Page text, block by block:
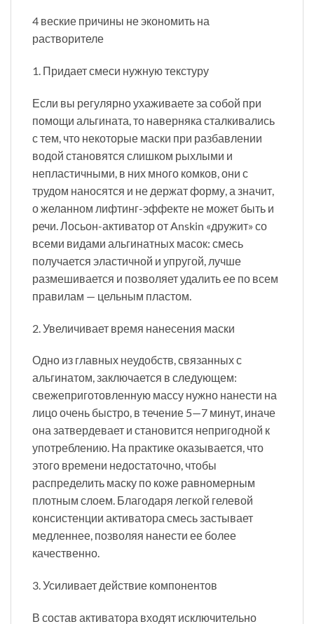
4 веские причины не экономить на
растворителе
1. Придает смеси нужную текстуру
Если вы регулярно ухаживаете за собой при
помощи альгината, то наверняка сталкивались
с тем, что некоторые маски при разбавлении
водой становятся слишком рыхлыми и
непластичными, в них много комков, они с
трудом наносятся и не держат форму, а значит,
о желанном лифтинг-эффекте не может быть и
речи. Лосьон-активатор от Anskin «дружит» со
всеми видами альгинатных масок: смесь
получается эластичной и упругой, лучше
размешивается и позволяет удалить ее по всем
правилам — цельным пластом.
2. Увеличивает время нанесения маски
Одно из главных неудобств, связанных с
альгинатом, заключается в следующем:
свежеприготовленную массу нужно нанести на
лицо очень быстро, в течение 5—7 минут, иначе
она затвердевает и становится непригодной к
употреблению. На практике оказывается, что
этого времени недостаточно, чтобы
распределить маску по коже равномерным
плотным слоем. Благодаря легкой гелевой
консистенции активатора смесь застывает
медленнее, позволяя нанести ее более
качественно.
3. Усиливает действие компонентов
В состав активатора входят исключительно